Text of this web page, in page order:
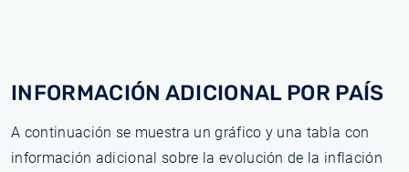
INFORMACIÓN ADICIONAL POR PAÍS
A continuación se muestra un gráfico y una tabla con
información adicional sobre la evolución de la inflación